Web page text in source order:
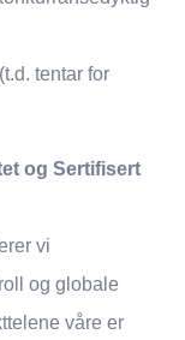
tentar for
og Sertifisert
vi
og globale
våre er